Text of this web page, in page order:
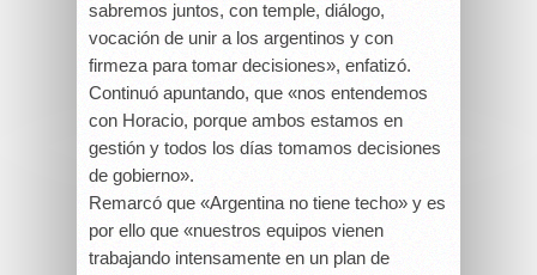
sabremos juntos, con temple, diálogo,
vocación de unir a los argentinos y con
firmeza para tomar decisiones», enfatizó.
Continuó apuntando, que «nos entendemos
con Horacio, porque ambos estamos en
gestión y todos los días tomamos decisiones
de gobierno».
Remarcó que «Argentina no tiene techo» y es
por ello que «nuestros equipos vienen
trabajando intensamente en un plan de